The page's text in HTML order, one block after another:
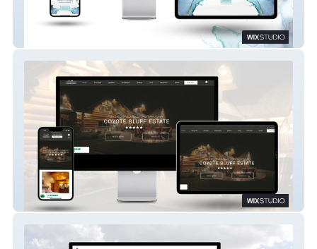
Wix Studio: Luxury Vacation Rental